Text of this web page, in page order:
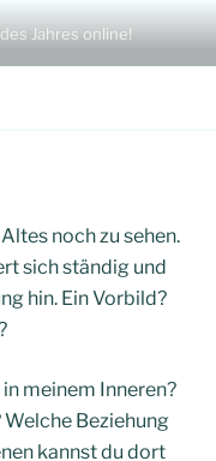
Jahres online!
noch zu sehen.
sich ständig und
hin. Ein Vorbild?
meinem Inneren?
Beziehung
kannst du dort